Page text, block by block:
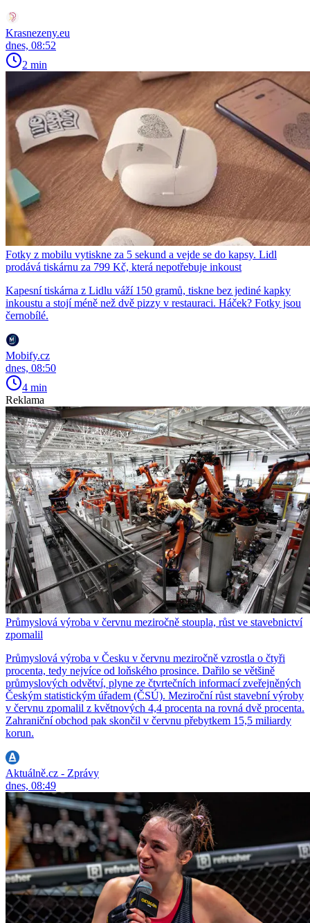
Krasnezeny.eu
dnes, 08:52
2 min
Fotky z mobilu vytiskne za 5 sekund a vejde se do kapsy. Lidl
prodává tiskárnu za 799 Kč, která nepotřebuje inkoust
Kapesní tiskárna z Lidlu váží 150 gramů, tiskne bez jediné kapky
inkoustu a stojí méně než dvě pizzy v restauraci. Háček? Fotky jsou
černobílé.
Mobify.cz
dnes, 08:50
4 min
Reklama
Průmyslová výroba v červnu meziročně stoupla, růst ve stavebnictví
zpomalil
Průmyslová výroba v Česku v červnu meziročně vzrostla o čtyři
procenta, tedy nejvíce od loňského prosince. Dařilo se většině
průmyslových odvětví, plyne ze čtvrtečních informací zveřejněných
Českým statistickým úřadem (ČSÚ). Meziroční růst stavební výroby
v červnu zpomalil z květnových 4,4 procenta na rovná dvě procenta.
Zahraniční obchod pak skončil v červnu přebytkem 15,5 miliardy
korun.
Aktuálně.cz - Zprávy
dnes, 08:49